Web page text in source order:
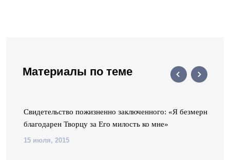
Материалы по теме
Свидетельство пожизненно заключенного: «Я безмерно
благодарен Творцу за Его милость ко мне»
15 июля, 2015